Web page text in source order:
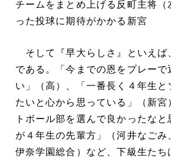
チームをまとめ上げる反町主将（
った投球に期待がかかる新宮
そして『早大らしさ』といえば
である。「今までの恩をプレーで
い」（高）、「一番長く４年生と
たいと心から思っている」（新宮
トボール部を選んで良かったな
が４年生の先輩方」（河井なごみ
伊奈学園総合）など、下級生たち